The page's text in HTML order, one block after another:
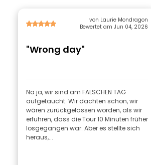
von Laurie Mondragon
Bewertet am Jun 04, 2026
"Wrong day"
Na ja, wir sind am FALSCHEN TAG
aufgetaucht. Wir dachten schon, wir
wären zurückgelassen worden, als wir
erfuhren, dass die Tour 10 Minuten früher
losgegangen war. Aber es stellte sich
heraus,...